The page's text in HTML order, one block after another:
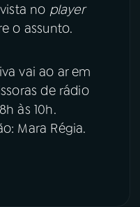
no player
o assunto.
vai ao ar em
de rádio
às 10h.
Mara Régia.